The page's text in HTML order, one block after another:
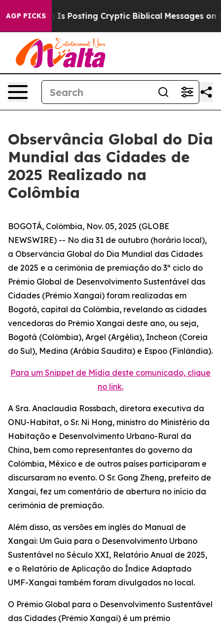
AGP PICKS
Pentagon Is Posting Cryptic Biblical Messages on
Observância Global do Dia
Mundial das Cidades de
2025 Realizado na
Colômbia
BOGOTÁ, Colômbia, Nov. 05, 2025 (GLOBE
NEWSWIRE) -- No dia 31 de outubro (horário local),
a Observância Global do Dia Mundial das Cidades
de 2025 e a cerimônia de premiação do 3º ciclo do
Prêmio Global de Desenvolvimento Sustentável das
Cidades (Prêmio Xangai) foram realizadas em
Bogotá, capital da Colômbia, revelando as cidades
vencedoras do Prêmio Xangai deste ano, ou seja,
Bogotá (Colômbia), Argel (Argélia), Incheon (Coreia
do Sul), Medina (Arábia Saudita) e Espoo (Finlândia).
Para um Snippet de Mídia deste comunicado, clique
no link.
A Sra. Anaclaudia Rossbach, diretora executiva da
ONU-Habitat, o Sr. Ni Hong, ministro do Ministério da
Habitação e Desenvolvimento Urbano-Rural da
China, bem como representantes do governo da
Colômbia, México e de outros países participaram e
discursaram no evento. O Sr. Gong Zheng, prefeito de
Xangai, fez um comentário de abertura no início da
cerimônia de premiação.
Além disso, as versões em inglês do Manual de
Xangai: Um Guia para o Desenvolvimento Urbano
Sustentável no Século XXI, Relatório Anual de 2025,
e o Relatório de Aplicação do Índice Adaptado
UMF-Xangai também foram divulgados no local.
O Prêmio Global para o Desenvolvimento Sustentável
das Cidades (Prêmio Xangai) é um prêmio